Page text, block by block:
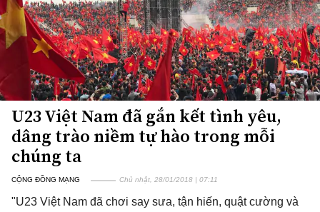
U23 Việt Nam đã gắn kết tình yêu,
dâng trào niềm tự hào trong mỗi
chúng ta
CỘNG ĐỒNG MẠNG Chủ nhật, 28/01/2018 | 07:11
"U23 Việt Nam đã chơi say sưa, tận hiến, quật cường và